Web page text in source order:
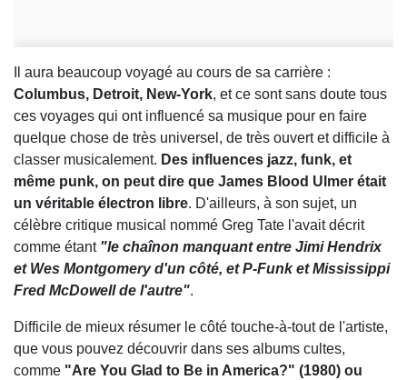
Il aura beaucoup voyagé au cours de sa carrière :
Columbus, Detroit, New-York, et ce sont sans doute tous
ces voyages qui ont influencé sa musique pour en faire
quelque chose de très universel, de très ouvert et difficile à
classer musicalement. Des influences jazz, funk, et
même punk, on peut dire que James Blood Ulmer était
un véritable électron libre. D'ailleurs, à son sujet, un
célèbre critique musical nommé Greg Tate l'avait décrit
comme étant "le chaînon manquant entre Jimi Hendrix
et Wes Montgomery d'un côté, et P-Funk et Mississippi
Fred McDowell de l'autre".
Difficile de mieux résumer le côté touche-à-tout de l'artiste,
que vous pouvez découvrir dans ses albums cultes,
comme "Are You Glad to Be in America?" (1980) ou